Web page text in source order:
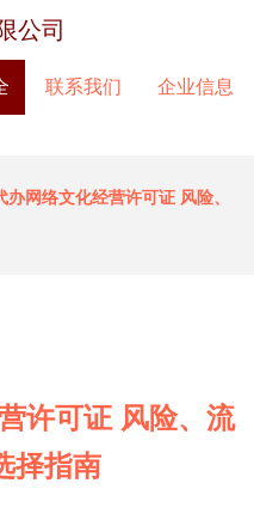
公司
联系我们 企业信息
办网络文化经营许可证 风险、
许可证 风险、流
择指南